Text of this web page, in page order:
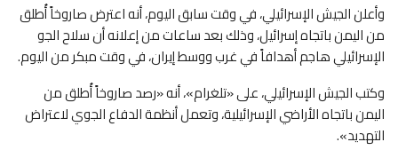
وأعلن الجيش الإسرائيلي، في وقت سابق اليوم، أنه اعترض صاروخاً أُطلق
من اليمن باتجاه إسرائيل، وذلك بعد ساعات من إعلانه أن سلاح الجو
الإسرائيلي هاجم أهدافاً في غرب ووسط إيران، في وقت مبكر من اليوم.
وكتب الجيش الإسرائيلي، على «تلغرام»، أنه «رصد صاروخاً أُطلق من
اليمن باتجاه الأراضي الإسرائيلية، وتعمل أنظمة الدفاع الجوي لاعتراض
التهديد».